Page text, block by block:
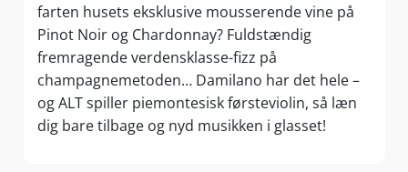
farten husets eksklusive mousserende vine på
Pinot Noir og Chardonnay? Fuldstændig
fremragende verdensklasse-fizz på
champagnemetoden… Damilano har det hele –
og ALT spiller piemontesisk førsteviolin, så læn
dig bare tilbage og nyd musikken i glasset!